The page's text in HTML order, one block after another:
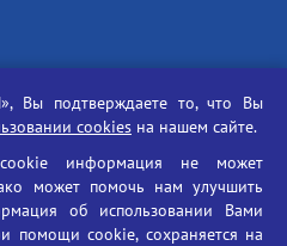
безопасности
РФ
Вы подтверждаете то, что Вы
cookies на нашем сайте.
информация не может
может помочь нам улучшить
об использовании Вами
помощи cookie, сохраняется на